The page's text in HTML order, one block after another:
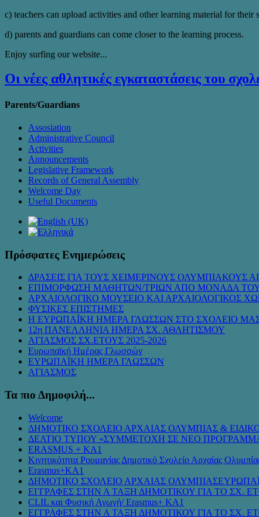
c) teachers can upload activities and other learning material for their
d) parents and guardians can come closer to the learning process.
Enjoy surfing our website...
Οι νέες αθλητικές εγκαταστάσεις του
Parents/Guardians
Assosiation
Administrative Council
Activities
Announcements
Legislative Framework
Records of General Assembly
Welcome Day
Useful Documents
Πρόσφατες Ενημερώσεις
ΔΡΑΣΕΙΣ ΓΙΑ ΤΟΥΣ ΧΕΙΜΕΡΙΝΟΥΣ ΟΛΥΜΠΙΑΚΟΥΣ
ΕΠΙΜΟΡΦΩΣΗ ΜΑΘΗΤΩΝ/ΤΡΙΩΝ ΑΠΟ ΜΟΝΑΔΑ
ΑΡΧΑΙΟΛΟΓΙΚΟ ΜΟΥΣΕΙΟ ΚΑΙ ΑΡΧΑΙΟΛΟΓΙΚΟΣ
ΦΥΣΙΚΕΣ ΕΠΙΣΤΗΜΕΣ
Η ΕΥΡΩΠΑΪΚΗ ΗΜΕΡΑ ΓΛΩΣΣΩΝ ΣΤΟ ΣΧΟΛΕΙΟ
12η ΠΑΝΕΛΛΗΝΙΑ ΗΜΕΡΑ ΣΧ. ΑΘΛΗΤΙΣΜΟΥ
ΑΓΙΑΣΜΟΣ ΣΧ.ΕΤΟΥΣ 2025-2026
Ευρωπαϊκή Ημέρας Γλωσσών
ΕΥΡΩΠΑΪΚΗ ΗΜΕΡΑ ΓΛΩΣΣΩΝ
ΑΓΙΑΣΜΟΣ
Τα πιο Δημοφιλή...
Welcome
ΔΗΜΟΤΙΚΟ ΣΧΟΛΕΙΟ ΑΡΧΑΙΑΣ ΟΛΥΜΠΙΑΣ &
ΔΕΛΤΙΟ ΤΥΠΟΥ «ΣΥΜMΕΤΟΧΗ ΣΕ ΝΕΟ ΠΡΟΓΡΑΜΜΑ
ERASMUS + KA1
Κινητικότητα Ρουμανίας Δημοτικό Σχολείο Αρχαίας
Erasmus+KA1
ΔΗΜΟΤΙΚΟ ΣΧΟΛΕΙΟ ΑΡΧΑΙΑΣ
ΕΓΓΡΑΦΕΣ ΣΤΗΝ Α ΤΑΞΗ ΔΗΜΟΤΙΚΟΥ ΓΙΑ ΤΟ ΣΧ.
CLIL και Φυσική Αγωγή/ Erasmus+ KA1
ΕΓΓΡΑΦΕΣ ΣΤΗΝ Α ΤΑΞΗ ΔΗΜΟΤΙΚΟΥ ΓΙΑ ΤΟ ΣΧ.